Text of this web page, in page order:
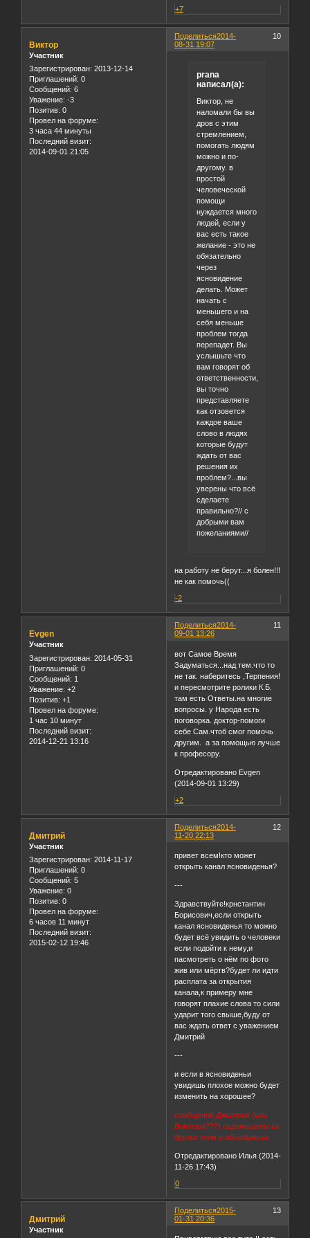
+7
Поделиться 10
2014-
08-31 19:07
Виктор
Участник
Зарегистрирован: 2013-12-14
Приглашений: 0
Сообщений: 6
Уважение: -3
Позитив: 0
Провел на форуме:
3 часа 44 минуты
Последний визит:
2014-09-01 21:05
prana
написал(а):
Виктор, не
наломали бы вы
дров с этим
стремлением,
помогать людям
можно и по-
другому. в
простой
человеческой
помощи
нуждается много
людей, если у
вас есть такое
желание - это не
обязательно
через
ясновидение
делать. Может
начать с
меньшего и на
себя меньше
проблем тогда
перепадет. Вы
услышьте что
вам говорят об
ответственности,
вы точно
представляете
как отзовется
каждое ваше
слово в людях
которые будут
ждать от вас
решения их
проблем?...вы
уверены что всё
сделаете
правильно?// с
добрыми вам
пожеланиями//
на работу не берут...я болен!!!
не как помочь((
-2
Поделиться 11
2014-
09-01 13:26
Evgen
Участник
Зарегистрирован: 2014-05-31
Приглашений: 0
Сообщений: 1
Уважение: +2
Позитив: +1
Провел на форуме:
1 час 10 минут
Последний визит:
2014-12-21 13:16
вот Самое Время
Задуматься...над тем.что то
не так. наберитесь ,Терпения!
и пересмотрите ролики К.Б.
там есть Ответы.на многие
вопросы. у Народа есть
поговорка. доктор-помоги
себе Сам.чтоб смог помочь
другим. а за помощью лучше
к професору.
Отредактировано Evgen
(2014-09-01 13:29)
+2
Поделиться 12
2014-
11-20 22:13
Дмитрий
Участник
Зарегистрирован: 2014-11-17
Приглашений: 0
Сообщений: 5
Уважение: 0
Позитив: 0
Провел на форуме:
6 часов 11 минут
Последний визит:
2015-02-12 19:46
привет всем!кто может
открыть канал ясновиденья?
---
Здравствуйте!крнстантин
Борисович,если открыть
канал ясновиденья то можно
будет всё увидить о человеки
если подойти к нему,и
пасмотреть о нём по фото
жив или мёртв?будет ли идти
расплата за открытия
канала,к примеру мне
говорят плахие слова то сили
ударит того свыше,буду от
вас ждать ответ с уважением
Дмитрий
---
и если в ясновиденьи
увидишь плохое можно будет
изменить на хорошее?
сообщения Дмитрия (или
Виктора???) перемещены из
других тем и объединены
Отредактировано Илья (2014-
11-26 17:43)
0
Поделиться 13
2015-
01-31 20:36
Дмитрий
Участник